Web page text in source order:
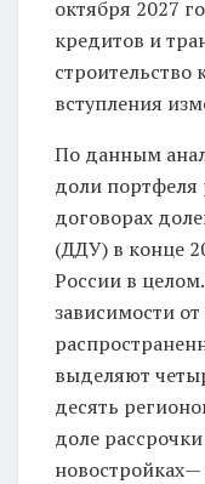
октября 2027
кредитов и
строительство
вступления
По данным
доли портфеля
договорах
(ДДУ) в конце
России в
зависимости
выделяют
десять
доле